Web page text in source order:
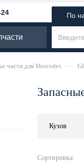
По
части для Mercedes —
Кузов
Сортировка: